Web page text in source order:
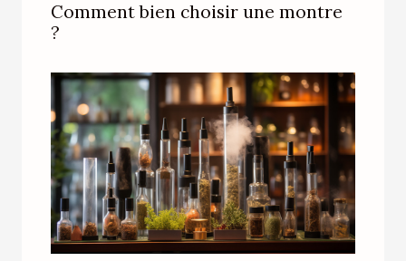
Comment bien choisir une montre
?